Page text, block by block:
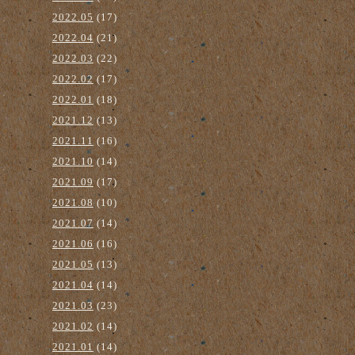
2022.05 (17)
2022.04(21)
2022.03(22)
2022.02(17)
2022.01(18)
2021.12 (13)
2021.11(16)
2021.10(14)
2021.09(17)
2021.08(10)
2021.07 (14)
2021.06(16)
2021.05(13)
2021.04(14)
2021.03(23)
2021.02 (14)
2021.01 (14)